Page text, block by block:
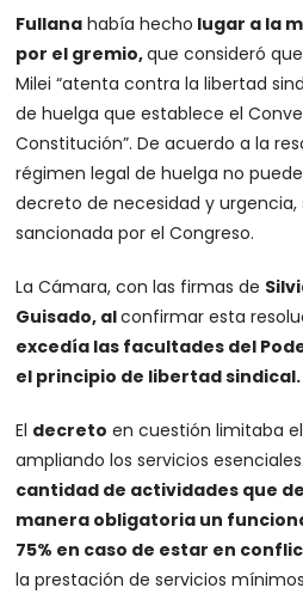
Fullana había hecho lugar a la
por el gremio,que consideró
Milei “atenta contra la libertad
de huelga que establece el
Constitución”. De acuerdo a la
régimen legal de huelga no
decreto de necesidad y
sancionada por el Congreso.
La Cámara, con las firmas de
Guisado, alconfirmar esta
excedía las facultades del
el principio de libertad sindical.
El decreto en cuestión limitaba
ampliando los servicios
cantidad de actividades que
manera obligatoria un
75% en caso de estar en
la prestación de servicios